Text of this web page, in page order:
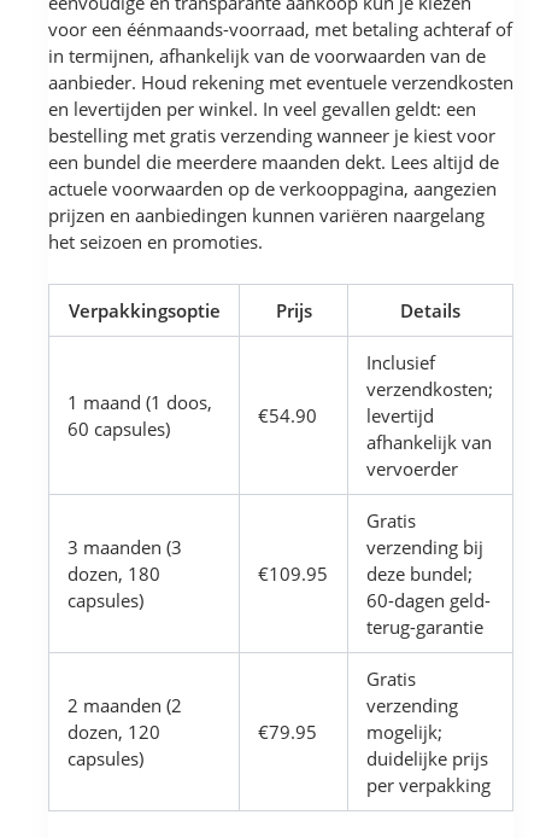
voor een éénmaands-voorraad, met betaling achteraf of
in termijnen, afhankelijk van de voorwaarden van de
aanbieder. Houd rekening met eventuele verzendkosten
en levertijden per winkel. In veel gevallen geldt: een
bestelling met gratis verzending wanneer je kiest voor
een bundel die meerdere maanden dekt. Lees altijd de
actuele voorwaarden op de verkooppagina, aangezien
prijzen en aanbiedingen kunnen variëren naargelang
het seizoen en promoties.
Verpakkingsoptie Prijs Details
1 maand (1 doos,
60 capsules)
€54.90
Inclusief
verzendkosten;
levertijd
afhankelijk van
vervoerder
3 maanden (3
dozen, 180
capsules)
€109.95
Gratis
verzending bij
deze bundel;
60-dagen geld-
terug-garantie
2 maanden (2
dozen, 120
capsules)
€79.95
Gratis
verzending
mogelijk;
duidelijke prijs
per verpakking